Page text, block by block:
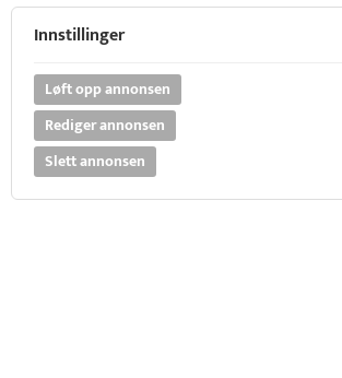
Innstillinger
Løft opp annonsen
Rediger annonsen
Slett annonsen